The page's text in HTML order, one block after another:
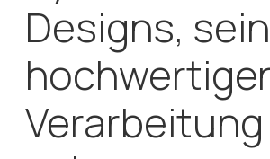
Strickpullover sind das Highlight der Kollektionen von
Carlo Colucci. Der einzigartige Stil wird durch
besondere Muster, Strukturen und Farben
hervorgehoben. Nur zwei Maschinentypen können
einzigartige 3D-Strickwaren herstellen: Zum einen
die Maschine des japanischen Unternehmens
Shima Seiki und zum anderen die des deutschen
Herstellers Stoll.
Der Designer programmiert mit einer speziellen